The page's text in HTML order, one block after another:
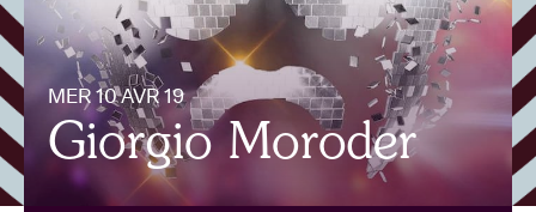
Infos visiteurs
AB ❤ you
MER 10 AVR 19
Giorgio Moroder